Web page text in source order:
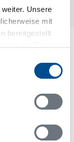
Unsere
mit
bereitgestellt